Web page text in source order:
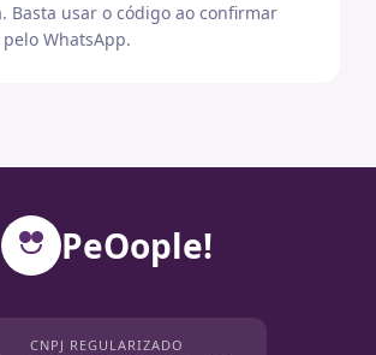
Basta usar o código ao confirmar
WhatsApp.
PeOople!
CNPJ REGULARIZADO